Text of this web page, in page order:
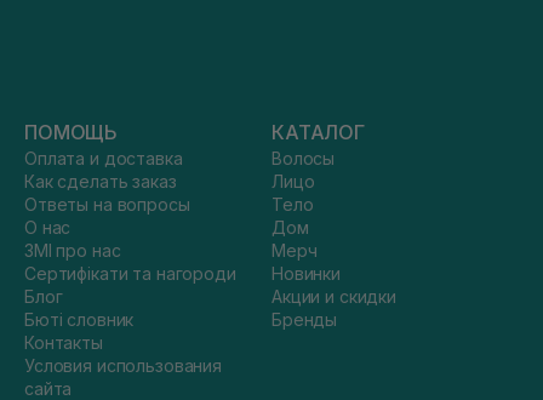
ПОМОЩЬ
Оплата и доставка
Как сделать заказ
Ответы на вопросы
О нас
ЗМІ про нас
Сертифікати та нагороди
Блог
Бюті словник
Контакты
Условия использования
сайта
КАТАЛОГ
Волосы
Лицо
Тело
Дом
Мерч
Новинки
Акции и скидки
Бренды